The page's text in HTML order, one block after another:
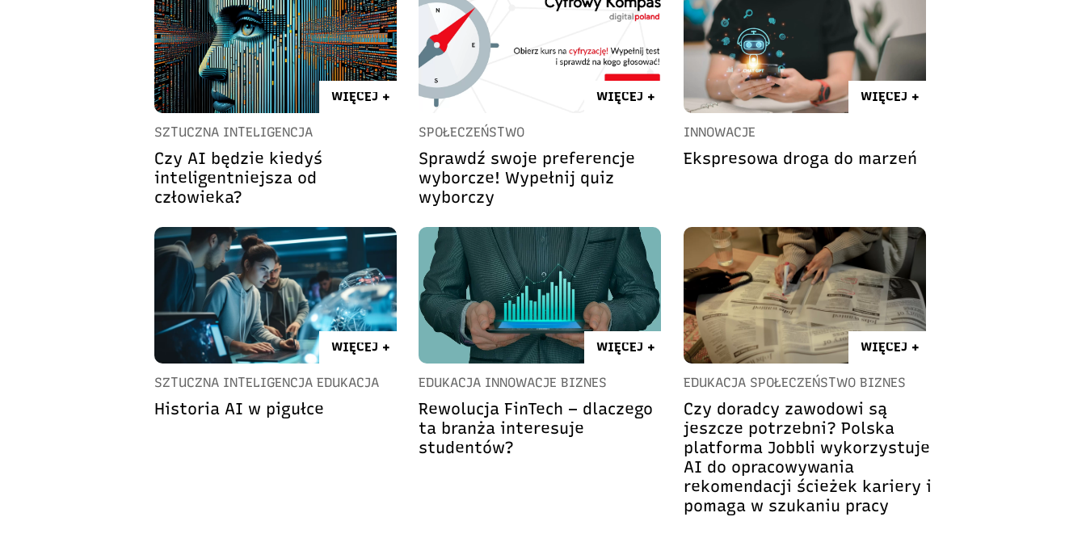
WIĘCEJ +
SZTUCZNA INTELIGENCJA
Czy AI będzie kiedyś
inteligentniejsza od
człowieka?
WIĘCEJ +
SPOŁECZEŃSTWO
Sprawdź swoje preferencje
wyborcze! Wypełnij quiz
wyborczy
WIĘCEJ +
INNOWACJE
Ekspresowa droga do marzeń
WIĘCEJ +
SZTUCZNA INTELIGENCJA EDUKACJA
Historia AI w pigułce
WIĘCEJ +
EDUKACJA INNOWACJE BIZNES
Rewolucja FinTech – dlaczego
ta branża interesuje
studentów?
WIĘCEJ +
EDUKACJA SPOŁECZEŃSTWO BIZNES
Czy doradcy zawodowi są
jeszcze potrzebni? Polska
platforma Jobbli wykorzystuje
AI do opracowywania
rekomendacji ścieżek kariery i
pomaga w szukaniu pracy